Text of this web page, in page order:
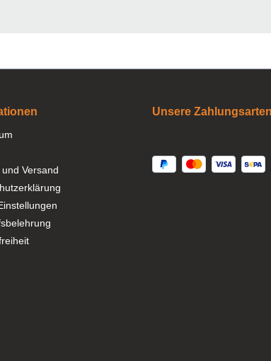
Versand
Unsere Zahlungsarten